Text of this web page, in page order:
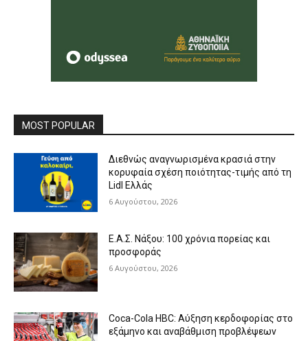
MOST POPULAR
Διεθνώς αναγνωρισμένα κρασιά στην
κορυφαία σχέση ποιότητας-τιμής από τη
Lidl Ελλάς
6 Αυγούστου, 2026
Ε.Α.Σ. Νάξου: 100 χρόνια πορείας και
προσφοράς
6 Αυγούστου, 2026
Coca-Cola HBC: Αύξηση κερδοφορίας στο
εξάμηνο και αναβάθμιση προβλέψεων